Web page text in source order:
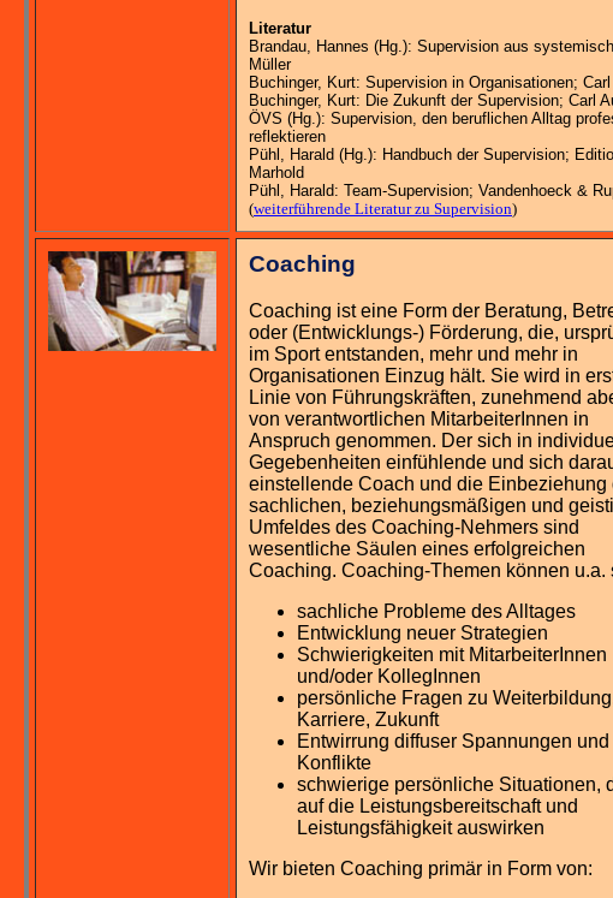
Literatur
Brandau, Hannes (Hg.): Supervision aus
Müller
Buchinger, Kurt: Supervision in Organisationen; Carl
Buchinger, Kurt: Die Zukunft der Supervision; Carl
ÖVS (Hg.): Supervision, den beruflichen Alltag
reflektieren
Pühl, Harald (Hg.): Handbuch der Supervision;
Marhold
Pühl, Harald: Team-Supervision; Vandenhoeck &
(weiterführende Literatur zu Supervision)
Coaching
Coaching ist eine Form der Beratung,
oder (Entwicklungs-) Förderung, die,
im Sport entstanden, mehr und mehr in
Organisationen Einzug hält. Sie wird in
Linie von Führungskräften, zunehmend
von verantwortlichen MitarbeiterInnen in
Anspruch genommen. Der sich in
Gegebenheiten einfühlende und sich
einstellende Coach und die Einbeziehung
sachlichen, beziehungsmäßigen und
Umfeldes des Coaching-Nehmers sind
wesentliche Säulen eines erfolgreichen
Coaching. Coaching-Themen können u.a.
sachliche Probleme des Alltages
Entwicklung neuer Strategien
Schwierigkeiten mit MitarbeiterInnen
und/oder KollegInnen
persönliche Fragen zu
Karriere, Zukunft
Entwirrung diffuser Spannungen und
Konflikte
schwierige persönliche Situationen,
auf die Leistungsbereitschaft und
Leistungsfähigkeit auswirken
Wir bieten Coaching primär in Form von: